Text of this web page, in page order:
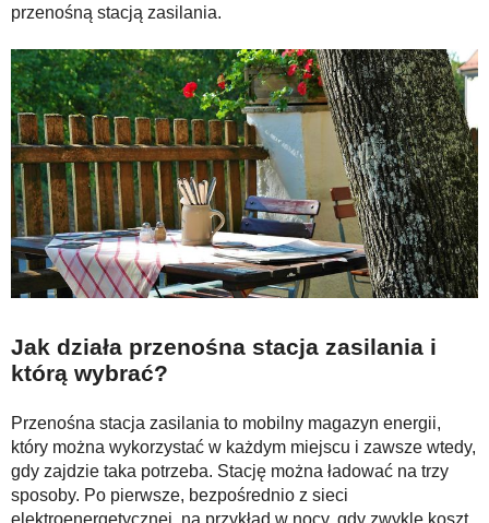
przenośną stacją zasilania.
Jak działa przenośna stacja zasilania i
którą wybrać?
Przenośna stacja zasilania to mobilny magazyn energii,
który można wykorzystać w każdym miejscu i zawsze wtedy,
gdy zajdzie taka potrzeba. Stację można ładować na trzy
sposoby. Po pierwsze, bezpośrednio z sieci